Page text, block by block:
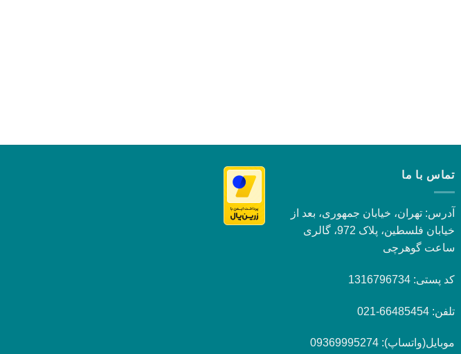
تماس با ما
آدرس: تهران، خیابان جمهوری، بعد از
خیابان فلسطین، پلاک 972، گالری
ساعت گوهرچی
کد پستی: 1316796734
تلفن: 66485454-021
موبایل(واتساپ): 09369995274